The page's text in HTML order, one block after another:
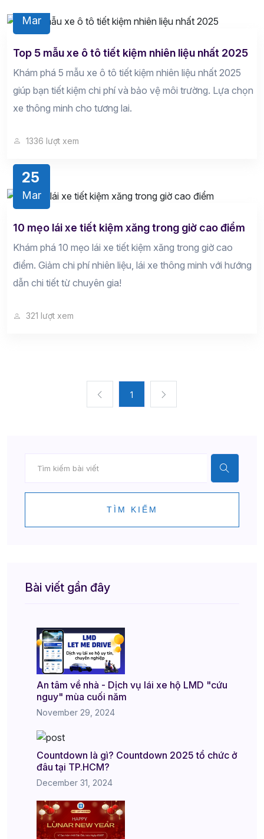
Mar
Top 5 mẫu xe ô tô tiết kiệm nhiên liệu nhất 2025
Khám phá 5 mẫu xe ô tô tiết kiệm nhiên liệu nhất 2025
giúp bạn tiết kiệm chi phí và bảo vệ môi trường. Lựa chọn
xe thông minh cho tương lai.
1336 lượt xem
25
Mar
10 mẹo lái xe tiết kiệm xăng trong giờ cao điểm
Khám phá 10 mẹo lái xe tiết kiệm xăng trong giờ cao
điểm. Giảm chi phí nhiên liệu, lái xe thông minh với hướng
dẫn chi tiết từ chuyên gia!
321 lượt xem
1
TÌM KIẾM
Bài viết gần đây
An tâm về nhà - Dịch vụ lái xe hộ LMD "cứu
nguy" mùa cuối năm
November 29, 2024
Countdown là gì? Countdown 2025 tổ chức ở
đâu tại TP.HCM?
December 31, 2024